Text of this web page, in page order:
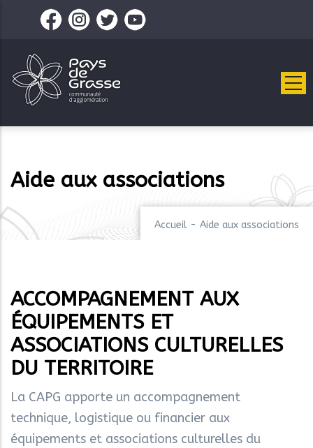
contenu
principal
Aide aux associations
Accueil - Aide aux associations
ACCOMPAGNEMENT AUX
ÉQUIPEMENTS ET
ASSOCIATIONS CULTURELLES
DU TERRITOIRE
La CAPG apporte un accompagnement
technique, logistique ou financier aux
équipements et associations culturelles du